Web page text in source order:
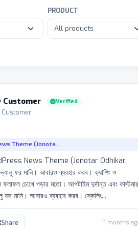
PRODUCT
Customer Verified
Theme (Jonota...
News Theme (Jonotar Odhikar
ফর মানি। আবারও ব্যবহার করব। ক্যাশিং ও
ফলাফল চোখে পড়ার মতো। আপটাইম দুর্দান্ত এবং কাস্টমার
ফর মানি। আবারও ব্যবহার করব। স্কেলিং...
Share 11 months